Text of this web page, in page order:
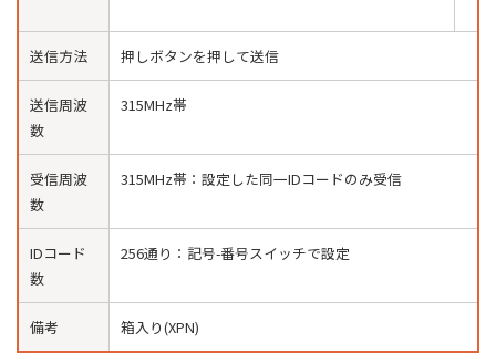
送信方法 押しボタンを押して送信
送信周波
数
315MHz帯
受信周波
数
315MHz帯：設定した同一IDコードのみ受信
IDコード
数
256通り：記号-番号スイッチで設定
備考 箱入り(XPN)